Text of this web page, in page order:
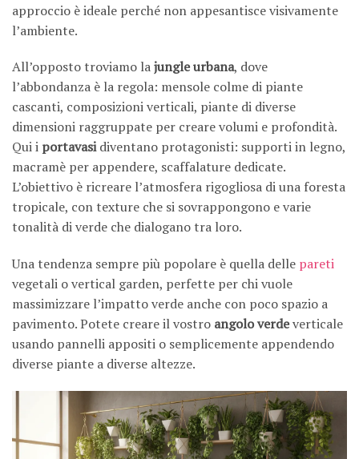
approccio è ideale perché non appesantisce visivamente
l’ambiente.
All’opposto troviamo lajungle urbana, dove
l’abbondanza è la regola: mensole colme di piante
cascanti, composizioni verticali, piante di diverse
dimensioni raggruppate per creare volumi e profondità.
Qui i portavasidiventano protagonisti: supporti in legno,
macramè per appendere, scaffalature dedicate.
L’obiettivo è ricreare l’atmosfera rigogliosa di una foresta
tropicale, con texture che si sovrappongono e varie
tonalità di verde che dialogano tra loro.
Una tendenza sempre più popolare è quella delle pareti
vegetali o vertical garden, perfette per chi vuole
massimizzare l’impatto verde anche con poco spazio a
pavimento. Potete creare il vostro angolo verdeverticale
usando pannelli appositi o semplicemente appendendo
diverse piante a diverse altezze.